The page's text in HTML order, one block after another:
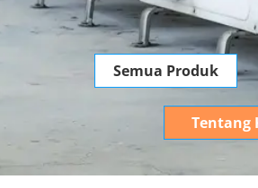
Semua Produk
Tentang